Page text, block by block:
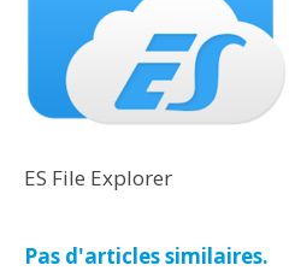
ES File Explorer
Pas d'articles similaires.